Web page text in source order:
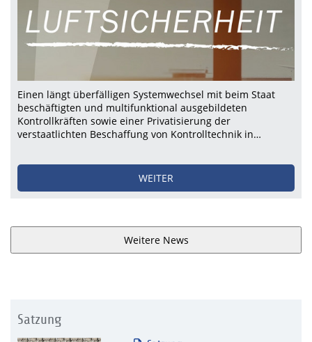
Einen längt überfälligen Systemwechsel mit beim Staat
beschäftigten und multifunktional ausgebildeten
Kontrollkräften sowie einer Privatisierung der
verstaatlichten Beschaffung von Kontrolltechnik in…
WEITER
Weitere News
Satzung